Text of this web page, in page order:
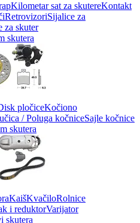
Kilometar sat za skutereKontakt
RetrovizoriSijalice za
za skuter
skutera
pločiceKočiono
/ Poluga kočniceSajle kočnice
skutera
KaišKvačiloRolnice
i reduktorVarijator
skutera